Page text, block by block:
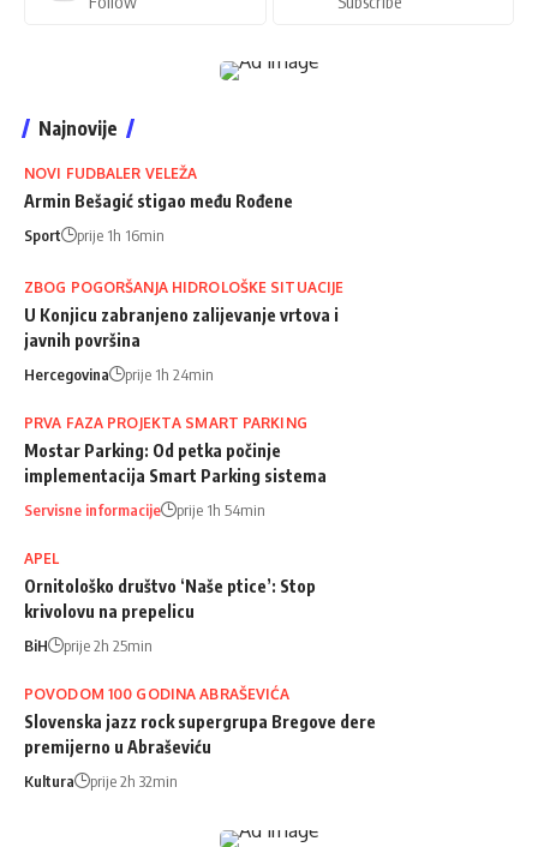
Najnovije
NOVI FUDBALER VELEŽA
Armin Bešagić stigao među Rođene
Sport prije 1h 16min
ZBOG POGORŠANJA HIDROLOŠKE SITUACIJE
U Konjicu zabranjeno zalijevanje vrtova i
javnih površina
Hercegovina prije 1h 24min
PRVA FAZA PROJEKTA SMART PARKING
Mostar Parking: Od petka počinje
implementacija Smart Parking sistema
Servisne informacije prije 1h 54min
APEL
Ornitološko društvo ‘Naše ptice’: Stop
krivolovu na prepelicu
BiH prije 2h 25min
POVODOM 100 GODINA ABRAŠEVIĆA
Slovenska jazz rock supergrupa Bregove dere
premijerno u Abraševiću
Kultura prije 2h 32min